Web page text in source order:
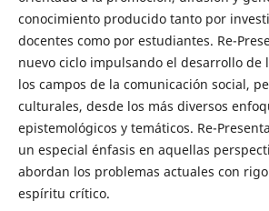
conocimiento producido tanto por
docentes como por estudiantes. Re-
nuevo ciclo impulsando el desarrollo de
los campos de la comunicación social,
culturales, desde los más diversos
epistemológicos y temáticos. Re-
un especial énfasis en aquellas
abordan los problemas actuales con
espíritu crítico.